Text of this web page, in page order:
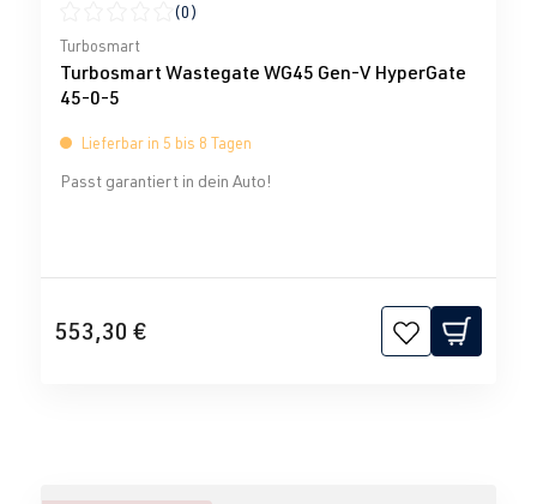
Durchschnittliche Bewertung von 0 von 5 Sternen
(0)
Turbosmart
Turbosmart Wastegate WG45 Gen-V HyperGate
45-0-5
Lieferbar in 5 bis 8 Tagen
Passt garantiert in dein Auto!
553,30 €